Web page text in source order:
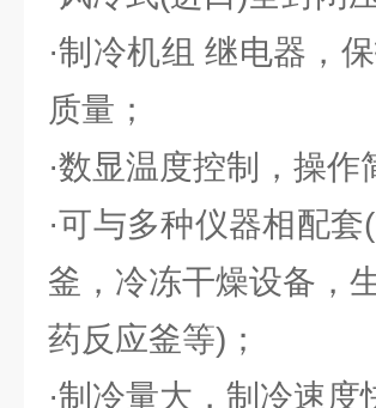
·制冷机组 继电器，
质量；
·数显温度控制，操作
·可与多种仪器相配
釜，冷冻干燥设备，
药反应釜等)；
·制冷量大，制冷速